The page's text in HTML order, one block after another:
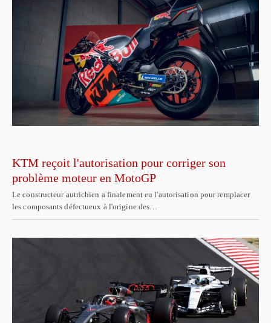
KTM reçoit l'autorisation pour corriger son
problème moteur en MotoGP
Le constructeur autrichien a finalement eu l'autorisation pour remplacer
les composants défectueux à l'origine des…